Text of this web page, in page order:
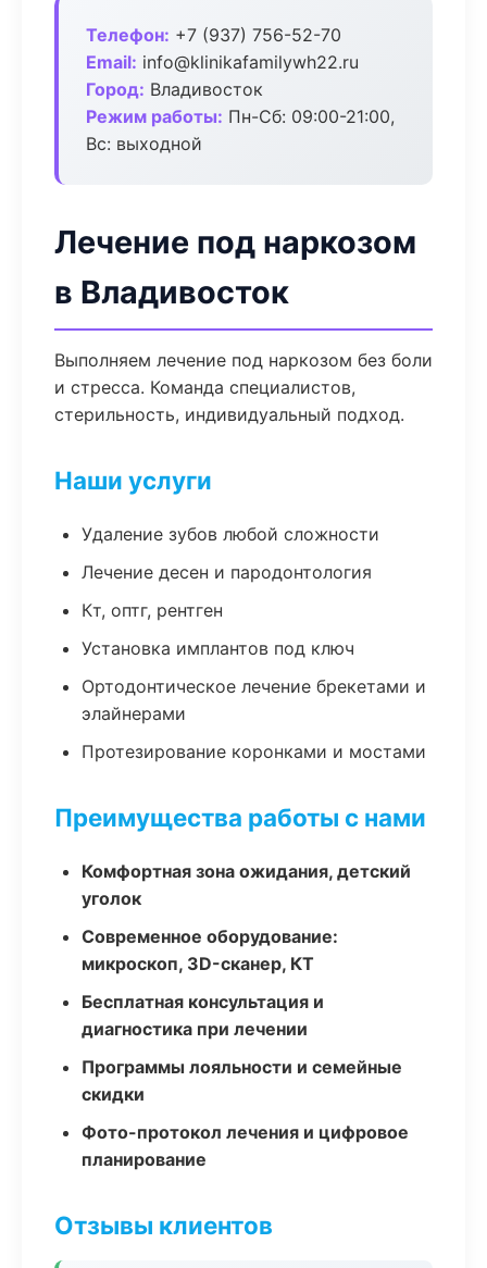
Телефон: +7 (937) 756-52-70
Email: info@klinikafamilywh22.ru
Город: Владивосток
Режим работы: Пн-Сб: 09:00-21:00,
Вс: выходной
Лечение под наркозом
в Владивосток
Выполняем лечение под наркозом без боли
и стресса. Команда специалистов,
стерильность, индивидуальный подход.
Наши услуги
Удаление зубов любой сложности
Лечение десен и пародонтология
Кт, оптг, рентген
Установка имплантов под ключ
Ортодонтическое лечение брекетами и
элайнерами
Протезирование коронками и мостами
Преимущества работы с нами
Комфортная зона ожидания, детский
уголок
Современное оборудование:
микроскоп, 3D-сканер, КТ
Бесплатная консультация и
диагностика при лечении
Программы лояльности и семейные
скидки
Фото-протокол лечения и цифровое
планирование
Отзывы клиентов